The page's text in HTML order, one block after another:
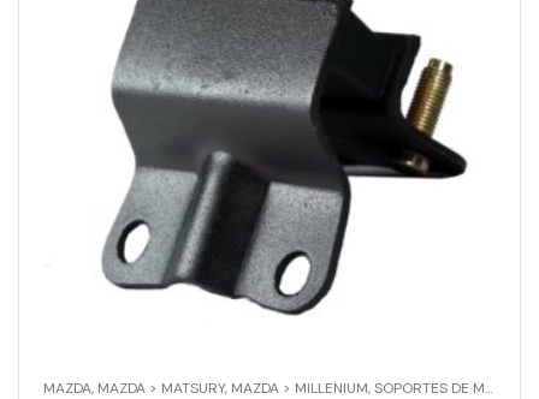
MAZDA, MAZDA > MATSURY, MAZDA > MILLENIUM,SOPORTES DE MOTOR Y CAJA